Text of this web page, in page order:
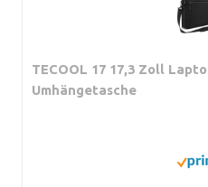
TECOOL 17 17,3 Zoll
Umhängetasche